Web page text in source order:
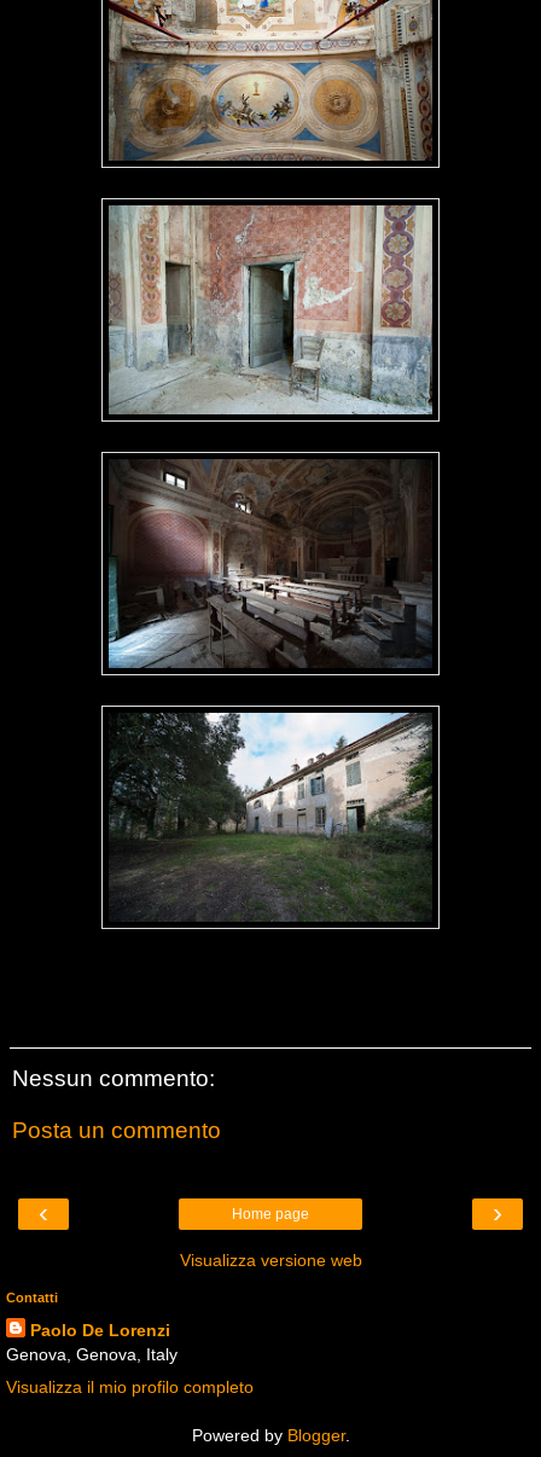
Nessun commento:
Posta un commento
‹ ›
Home page
Visualizza versione web
Contatti
Paolo De Lorenzi
Genova, Genova, Italy
Visualizza il mio profilo completo
Powered by Blogger.